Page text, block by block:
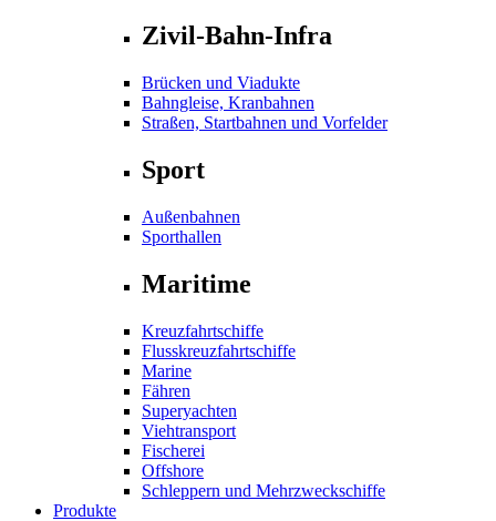
Zivil-Bahn-Infra
Brücken und Viadukte
Bahngleise, Kranbahnen
Straßen, Startbahnen und Vorfelder
Sport
Außenbahnen
Sporthallen
Maritime
Kreuzfahrtschiffe
Flusskreuzfahrtschiffe
Marine
Fähren
Superyachten
Viehtransport
Fischerei
Offshore
Schleppern und Mehrzweckschiffe
Produkte